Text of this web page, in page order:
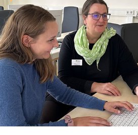
Karriere
Beratungsstellen &
Zuweisende
Suche
Leichte Sprache
Gebärdensprache